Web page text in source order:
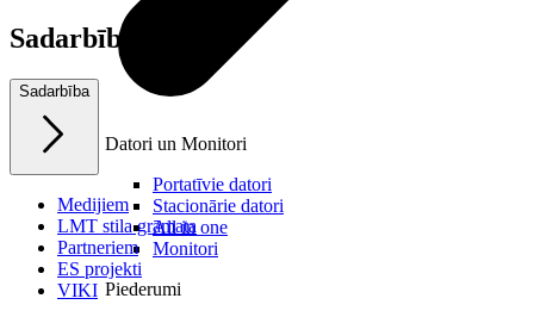
Datori un Monitori
Portatīvie datori
Stacionārie datori
All in one
Monitori
Piederumi
Sadarbība
Sadarbība
Medijiem
LMT stila grāmata
Partneriem
ES projekti
VIKI